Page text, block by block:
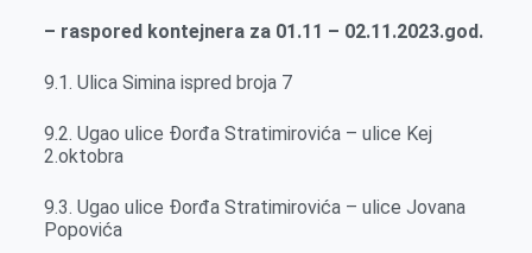
– raspored kontejnera za 01.11 – 02.11.2023.god.
9.1. Ulica Simina ispred broja 7
9.2. Ugao ulice Đorđa Stratimirovića – ulice Kej
2.oktobra
9.3. Ugao ulice Đorđa Stratimirovića – ulice Jovana
Popovića